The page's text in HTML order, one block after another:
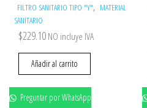
FILTRO SANITARIO TIPO "Y", MATERIAL
SANITARIO
$229.10 NO incluye IVA
Añadir al carrito
Preguntar por WhatsApp